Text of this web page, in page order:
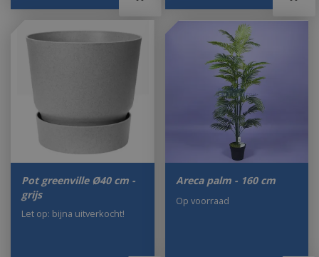
Pot greenville Ø40 cm -
grijs
Let op: bijna uitverkocht!
Areca palm - 160 cm
Op voorraad